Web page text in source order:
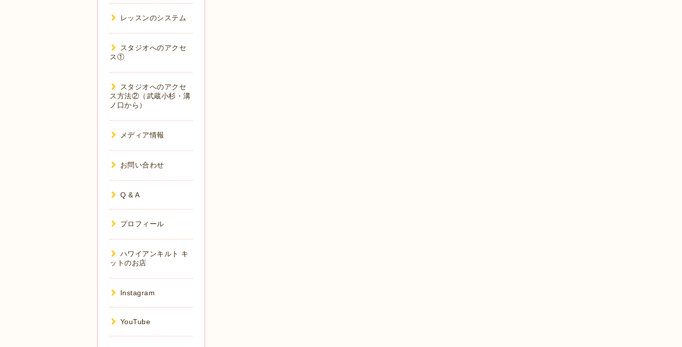
レッスンのシステム
スタジオへのアクセ
ス①
スタジオへのアクセ
ス方法②（武蔵小杉・溝
ノ口から）
メディア情報
お問い合わせ
Q & A
プロフィール
ハワイアンキルト キ
ットのお店
Instagram
YouTube